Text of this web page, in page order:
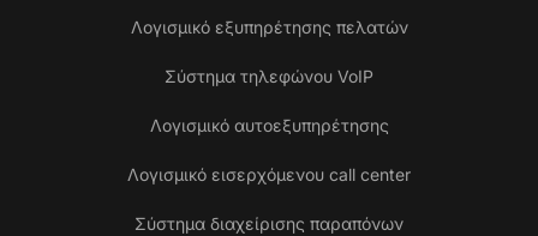
Λογισμικό εξυπηρέτησης πελατών
Σύστημα τηλεφώνου VoIP
Λογισμικό αυτοεξυπηρέτησης
Λογισμικό εισερχόμενου call center
Σύστημα διαχείρισης παραπόνων